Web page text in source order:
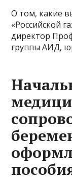
О том, какие
«Российской
директор
группы АИД,